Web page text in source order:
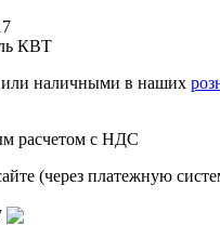
КВТ
или наличными в наших
расчетом с НДС
(через платежную